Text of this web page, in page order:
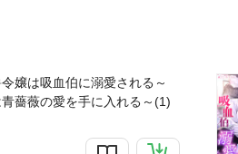
嬢は吸血伯に溺愛される～
薔薇の愛を手に入れる～(1)